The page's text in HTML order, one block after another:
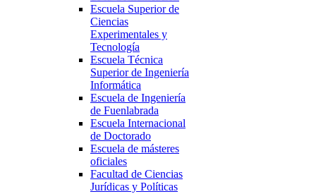
Escuela Superior de
Ciencias
Experimentales y
Tecnología
Escuela Técnica
Superior de Ingeniería
Informática
Escuela de Ingeniería
de Fuenlabrada
Escuela Internacional
de Doctorado
Escuela de másteres
oficiales
Facultad de Ciencias
Jurídicas y Políticas